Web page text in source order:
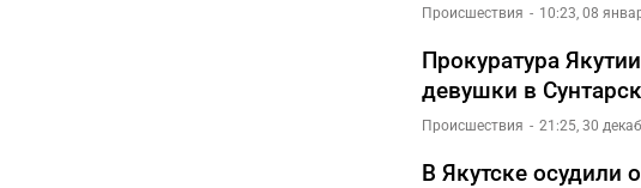
Происшествия 10:23, 08
Прокуратура
девушки в
Происшествия 21:25, 30
В Якутске осудили